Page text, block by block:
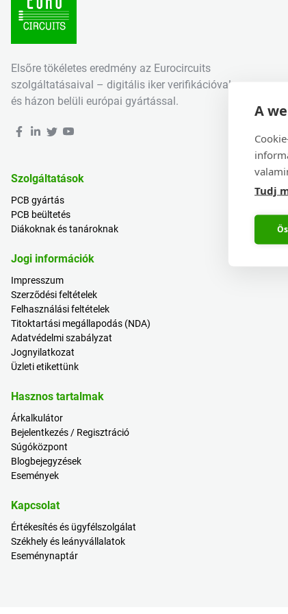
Elsőre tökéletes eredmény az Eurocircuits
szolgáltatásaival – digitális iker verifikációval
és házon belüli európai gyártással.
Szolgáltatások
PCB gyártás
PCB beültetés
Diákoknak és tanároknak
Jogi információk
Impresszum
Szerződési feltételek
Felhasználási feltételek
Titoktartási megállapodás (NDA)
Adatvédelmi szabályzat
Jognyilatkozat
Üzleti etikettünk
Hasznos tartalmak
Árkalkulátor
Bejelentkezés / Regisztráció
Súgóközpont
Blogbejegyzések
Események
Kapcsolat
Értékesítés és ügyfélszolgálat
Székhely és leányvállalatok
Eseménynaptár
A
Tudj